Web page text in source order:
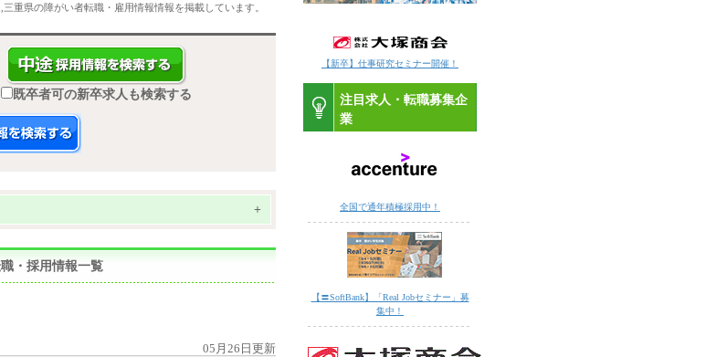
重県の障がい者転職・雇用情報情報を掲載しています。
既卒者可の新卒求人も検索する
+
・採用情報一覧
05月26日更新
【新卒】仕事研究セミナー開催！
注目求人・転職募集企
業
全国で通年積極採用中！
【〓SoftBank】「Real Jobセミナー」募
集中！